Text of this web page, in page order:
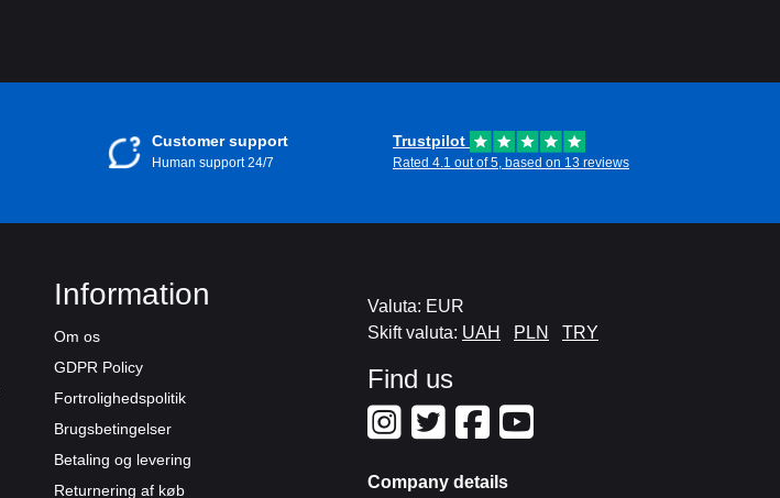
Customer support
Human support 24/7
Trustpilot
Rated 4.1 out of 5, based on 13 reviews
Information
Om os
GDPR Policy
Fortrolighedspolitik
Brugsbetingelser
Betaling og levering
Returnering af køb
Valuta: EUR
Skift valuta: UAH PLN TRY
Find us
Company details